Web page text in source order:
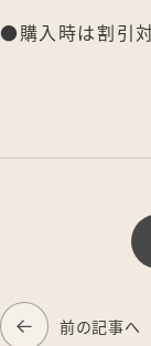
●購入時は割引対
前の記事へ